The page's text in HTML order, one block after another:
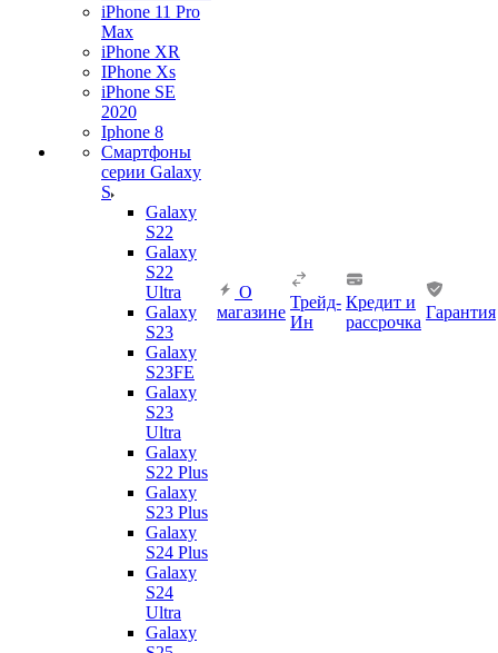
iPhone 11 Pro
Max
iPhone XR
IPhone Xs
iPhone SE
2020
Iphone 8
Смартфоны
серии Galaxy
S
Galaxy
S22
Galaxy
S22
Ultra
Galaxy
S23
Galaxy
S23FE
Galaxy
S23
Ultra
Galaxy
S22 Plus
Galaxy
S23 Plus
Galaxy
S24 Plus
Galaxy
S24
Ultra
Galaxy
О
магазине
Трейд-
Ин
Кредит и
рассрочка
Гарантия